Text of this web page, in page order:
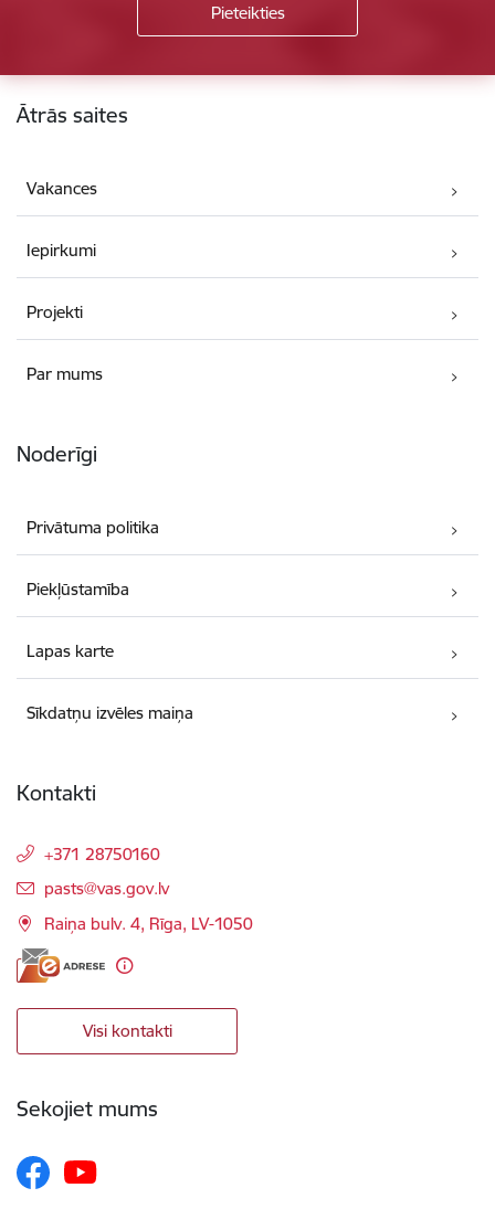
Kājene
Ātrās saites
Vakances
Iepirkumi
Projekti
Par mums
Noderīgi
Privātuma politika
Piekļūstamība
Lapas karte
Sīkdatņu izvēles maiņa
Kontakti
+371 28750160
E-pasts:
pasts@vas.gov.lv
Raiņa bulv. 4, Rīga, LV-1050
Visi kontakti
Sekojiet mums